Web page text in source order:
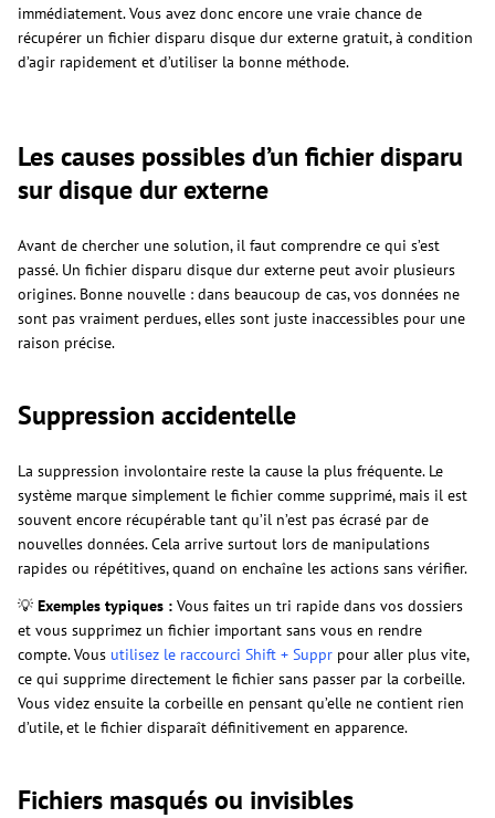
immédiatement. Vous avez donc encore une vraie chance de
récupérer un fichier disparu disque dur externe gratuit, à condition
d’agir rapidement et d’utiliser la bonne méthode.
Les causes possibles d’un fichier disparu
sur disque dur externe
Avant de chercher une solution, il faut comprendre ce qui s’est
passé. Un fichier disparu disque dur externe peut avoir plusieurs
origines. Bonne nouvelle : dans beaucoup de cas, vos données ne
sont pas vraiment perdues, elles sont juste inaccessibles pour une
raison précise.
Suppression accidentelle
La suppression involontaire reste la cause la plus fréquente. Le
système marque simplement le fichier comme supprimé, mais il est
souvent encore récupérable tant qu’il n’est pas écrasé par de
nouvelles données. Cela arrive surtout lors de manipulations
rapides ou répétitives, quand on enchaîne les actions sans vérifier.
💡 Exemples typiques : Vous faites un tri rapide dans vos dossiers
et vous supprimez un fichier important sans vous en rendre
compte. Vous utilisez le raccourci Shift + Suppr pour aller plus vite,
ce qui supprime directement le fichier sans passer par la corbeille.
Vous videz ensuite la corbeille en pensant qu’elle ne contient rien
d’utile, et le fichier disparaît définitivement en apparence.
Fichiers masqués ou invisibles